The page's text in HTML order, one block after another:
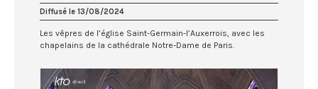
Diffusé le 13/08/2024
Les vêpres de l’église Saint-Germain-l’Auxerrois, avec les
chapelains de la cathédrale Notre-Dame de Paris.